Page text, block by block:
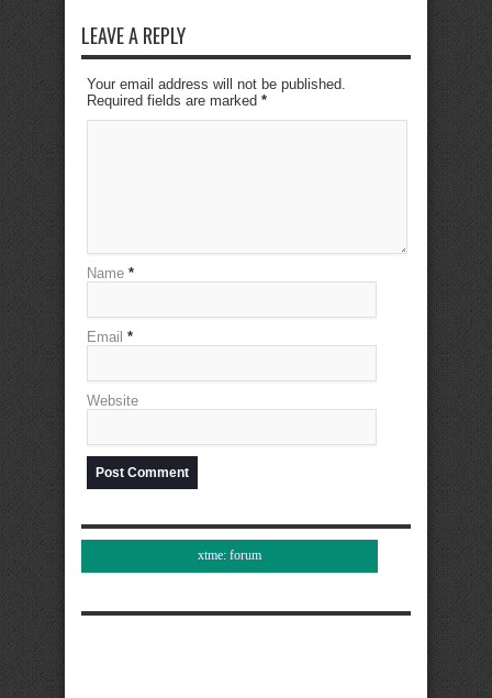
LEAVE A REPLY
Your email address will not be published.
Required fields are marked *
Name *
Email *
Website
xtme: forum